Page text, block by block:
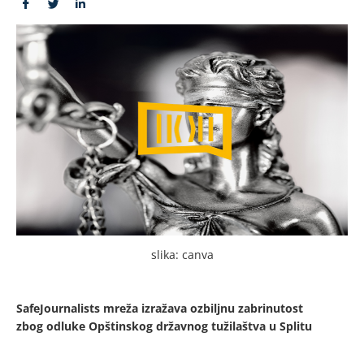
slika: canva
SafeJournalists mreža izražava ozbiljnu zabrinutost
zbog odluke Opštinskog državnog tužilaštva u Splitu